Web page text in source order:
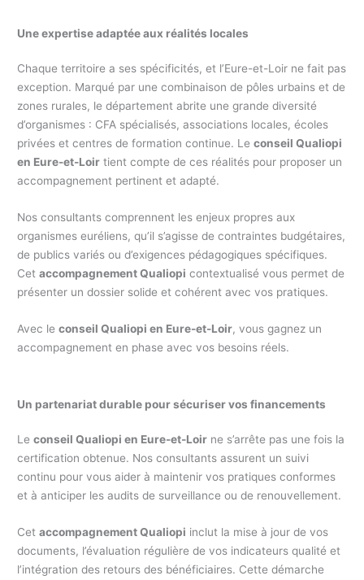
Une expertise adaptée aux réalités locales
Chaque territoire a ses spécificités, et l’Eure-et-Loir ne fait pas
exception. Marqué par une combinaison de pôles urbains et de
zones rurales, le département abrite une grande diversité
d’organismes : CFA spécialisés, associations locales, écoles
privées et centres de formation continue. Leconseil Qualiopi
en Eure-et-Loir tient compte de ces réalités pour proposer un
accompagnement pertinent et adapté.
Nos consultants comprennent les enjeux propres aux
organismes euréliens, qu’il s’agisse de contraintes budgétaires,
de publics variés ou d’exigences pédagogiques spécifiques.
Cetaccompagnement Qualiopi contextualisé vous permet de
présenter un dossier solide et cohérent avec vos pratiques.
Avec leconseil Qualiopi en Eure-et-Loir, vous gagnez un
accompagnement en phase avec vos besoins réels.
Un partenariat durable pour sécuriser vos financements
Leconseil Qualiopi en Eure-et-Loir ne s’arrête pas une fois la
certification obtenue. Nos consultants assurent un suivi
continu pour vous aider à maintenir vos pratiques conformes
et à anticiper les audits de surveillance ou de renouvellement.
Cetaccompagnement Qualiopi inclut la mise à jour de vos
documents, l’évaluation régulière de vos indicateurs qualité et
l’intégration des retours des bénéficiaires. Cette démarche